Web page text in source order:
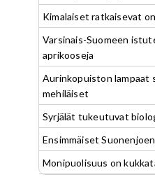
Kimalaiset ratkaisevat
Varsinais-Suomeen
aprikooseja
Aurinkopuiston lampaat
mehiläiset
Syrjälät tukeutuvat
Ensimmäiset
Monipuolisuus on